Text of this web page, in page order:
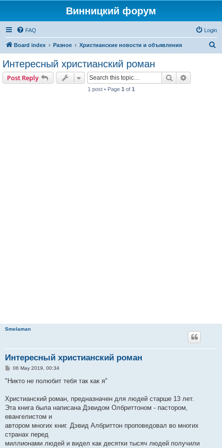
Винницкий форум
FAQ Login
Board index Разное Христианские новости и объявления
Интересный христианский роман
Post Reply Search
1 post • Page 1 of 1
Smelaman
Интересный христианский роман
P
s
06 May 2019, 00:34
"Никто не полюбит тебя так как я"
Христианский роман, предназначен для людей старше 13 лет.
Эта книга была написана Дэвидом Олбриттоном - пастором,
евангелистом и
автором многих книг. Дэвид Албриттон проповедовал во многих
странах перед
миллионами людей и видел как десятки тысяч людей получили